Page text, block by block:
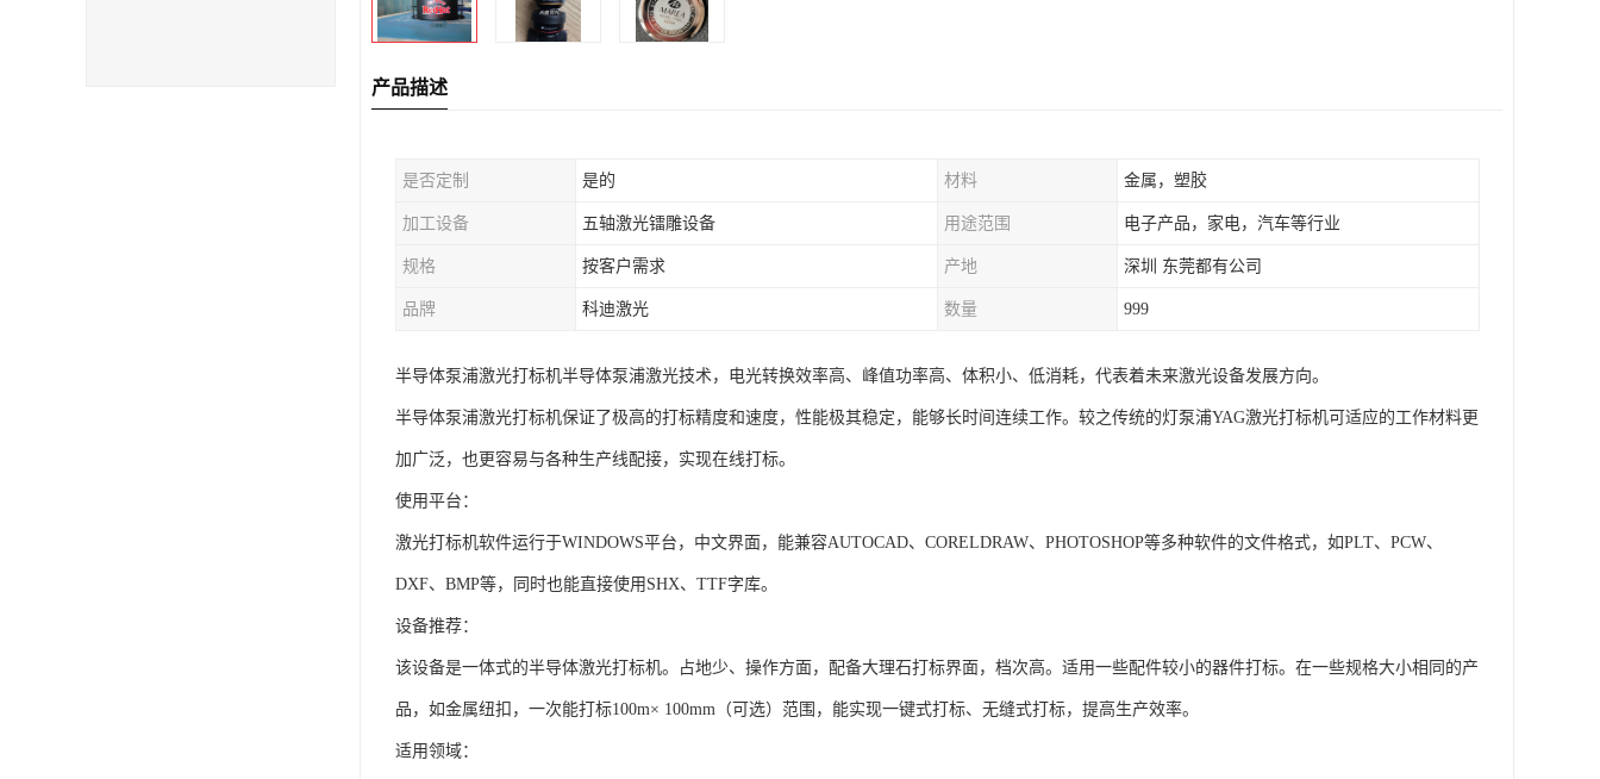
产品描述
是否定制 是的 材料 金属，塑胶
加工设备 五轴激光镭雕设备 用途范围 电子产品，家电，汽车等行业
规格 按客户需求 产地 深圳 东莞都有公司
品牌 科迪激光 数量 999
半导体泵浦激光打标机半导体泵浦激光技术，电光转换效率高、峰值功率高、体积小、低消耗，代表着未来激光设备发展方向。
半导体泵浦激光打标机保证了极高的打标精度和速度，性能极其稳定，能够长时间连续工作。较之传统的灯泵浦YAG激光打标机可适应的工作材料更
加广泛，也更容易与各种生产线配接，实现在线打标。
使用平台：
激光打标机软件运行于WINDOWS平台，中文界面，能兼容AUTOCAD、CORELDRAW、PHOTOSHOP等多种软件的文件格式，如PLT、PCW、
DXF、BMP等，同时也能直接使用SHX、TTF字库。
设备推荐：
该设备是一体式的半导体激光打标机。占地少、操作方面，配备大理石打标界面，档次高。适用一些配件较小的器件打标。在一些规格大小相同的产
品，如金属纽扣，一次能打标100m× 100mm（可选）范围，能实现一键式打标、无缝式打标，提高生产效率。
适用领域：